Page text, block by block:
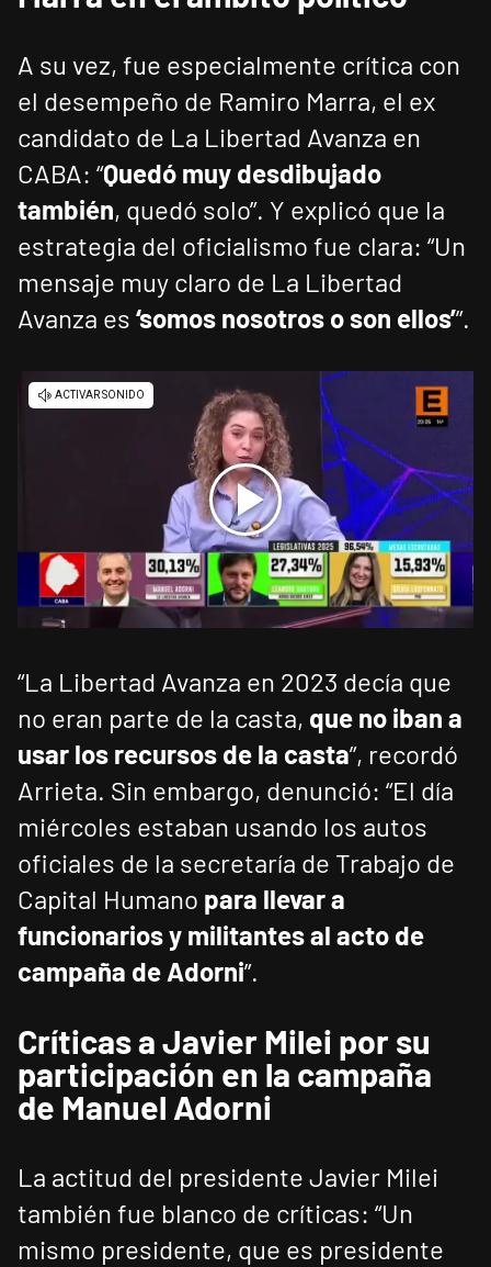
A su vez, fue especialmente crítica con
el desempeño de Ramiro Marra, el ex
candidato de La Libertad Avanza en
CABA: “Quedó muy desdibujado
también, quedó solo”. Y explicó que la
estrategia del oficialismo fue clara: “Un
mensaje muy claro de La Libertad
Avanza es ‘somos nosotros o son ellos’”.
“La Libertad Avanza en 2023 decía que
no eran parte de la casta, que no iban a
usar los recursos de la casta”, recordó
Arrieta. Sin embargo, denunció: “El día
miércoles estaban usando los autos
oficiales de la secretaría de Trabajo de
Capital Humano para llevar a
funcionarios y militantes al acto de
campaña de Adorni”.
Críticas a Javier Milei por su
participación en la campaña
de Manuel Adorni
La actitud del presidente Javier Milei
también fue blanco de críticas: “Un
mismo presidente, que es presidente